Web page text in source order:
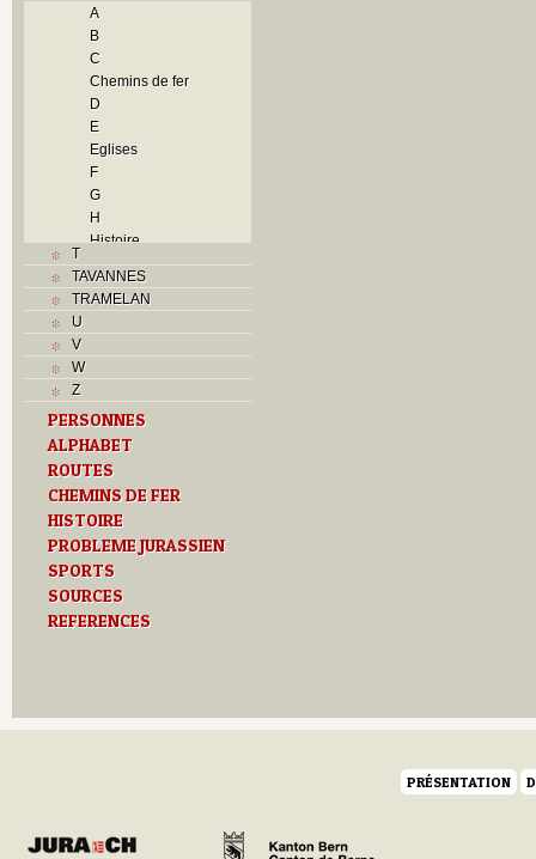
A
B
C
Chemins de fer
D
E
Eglises
F
G
H
Histoire
J
L
R
S
T
Textes
U
T
TAVANNES
TRAMELAN
U
V
W
Z
PERSONNES
ALPHABET
ROUTES
CHEMINS DE FER
HISTOIRE
PROBLEME JURASSIEN
SPORTS
SOURCES
REFERENCES
PRÉSENTATION